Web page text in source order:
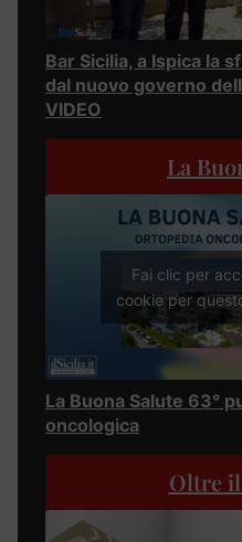
Bar Sicilia, a Ispica la
dal nuovo governo
VIDEO
La
Fai clic per
cookie per
La Buona Salute 63°
oncologica
Oltre